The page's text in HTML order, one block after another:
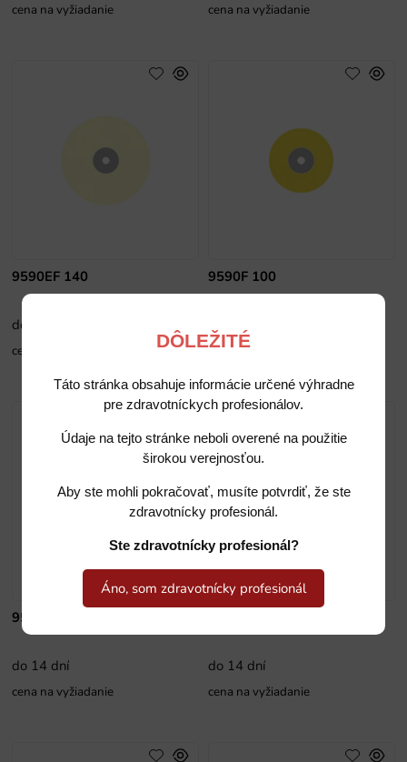
DÔLEŽITÉ
Táto stránka obsahuje informácie určené výhradne
pre zdravotníckych profesionálov.
Údaje na tejto stránke neboli overené na použitie
širokou verejnosťou.
Aby ste mohli pokračovať, musíte potvrdiť, že ste
zdravotnícky profesionál.
Ste zdravotnícky profesionál?
Áno, som zdravotnícky profesionál
cena na vyžiadanie cena na vyžiadanie
9590EF 140
do 14 dní
cena na vyžiadanie
9590F 100
cena na vyžiadanie
9590F 140
do 14 dní
cena na vyžiadanie
do 14 dní
cena na vyžiadanie